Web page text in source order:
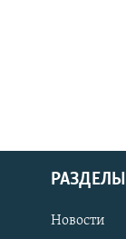
РАЗДЕЛЫ
Новости